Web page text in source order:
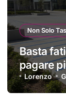
Non Solo
Basta
pagare
poco
dicono a
Lorenzo